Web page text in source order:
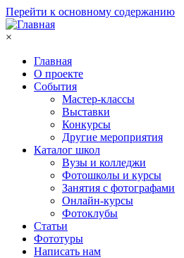
Перейти к основному содержанию
×
Главная
О проекте
События
Мастер-классы
Выставки
Конкурсы
Другие мероприятия
Каталог школ
Вузы и колледжи
Фотошколы и курсы
Занятия с фотографами
Онлайн-курсы
Фотоклубы
Статьи
Фототуры
Написать нам